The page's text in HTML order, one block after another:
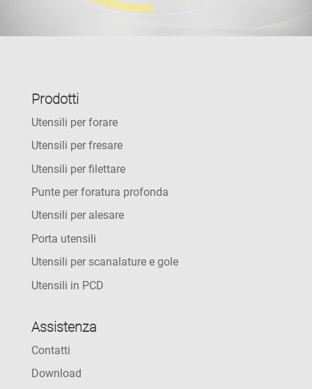
Prodotti
Utensili per forare
Utensili per fresare
Utensili per filettare
Punte per foratura profonda
Utensili per alesare
Porta utensili
Utensili per scanalature e gole
Utensili in PCD
Assistenza
Contatti
Download